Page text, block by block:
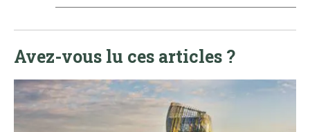
Avez-vous lu ces articles ?